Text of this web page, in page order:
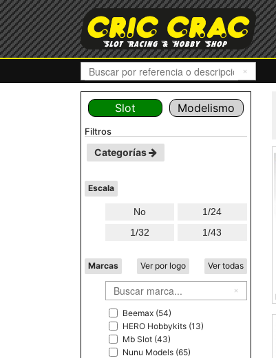
Slot Modelismo
filtros
Categorías
Escala
No
1/24
1/32
1/43
Marcas Ver por logo Ver todas
Beemax (54)
HERO Hobbykits (13)
Mb Slot (43)
Nunu Models (65)